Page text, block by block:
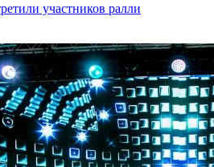
участников ралли